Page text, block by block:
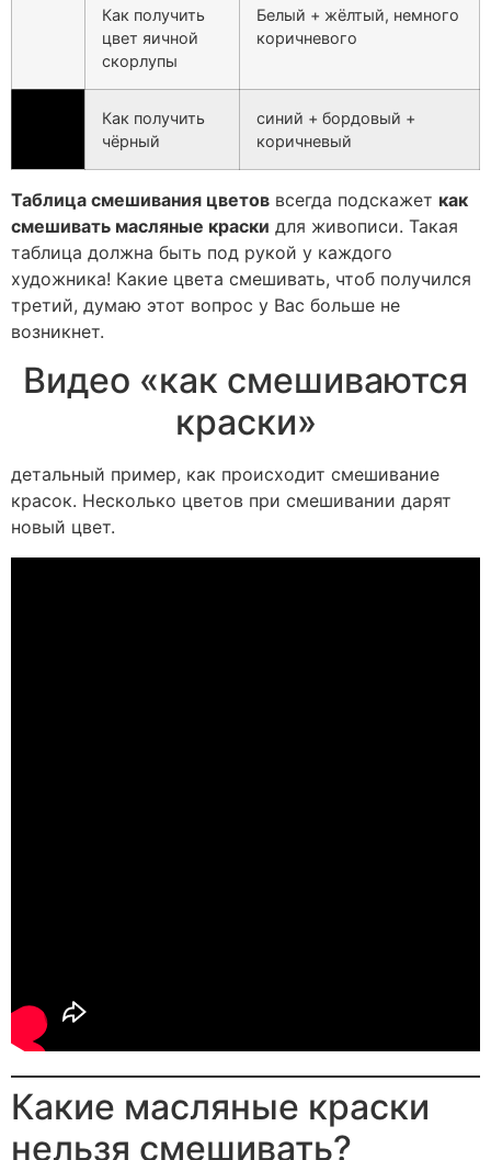
Как получить
цвет яичной
скорлупы
Белый + жёлтый, немного
коричневого
Как получить
чёрный
синий + бордовый +
коричневый
Таблица смешивания цветов всегда подскажет как
смешивать масляные краски для живописи. Такая
таблица должна быть под рукой у каждого
художника! Какие цвета смешивать, чтоб получился
третий, думаю этот вопрос у Вас больше не
возникнет.
Видео «как смешиваются
краски»
детальный пример, как происходит смешивание
красок. Несколько цветов при смешивании дарят
новый цвет.
Какие масляные краски
нельзя смешивать?